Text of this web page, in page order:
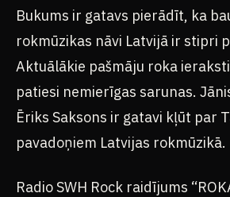
Bukums ir gatavs pierādīt, ka
rokmūzikas nāvi Latvijā ir stipri
Aktuālākie pašmāju roka
patiesi nemierīgas sarunas.
Ēriks Saksons ir gatavi kļūt par
pavadoņiem Latvijas rokmūzikā.
Radio SWH Rock raidījums